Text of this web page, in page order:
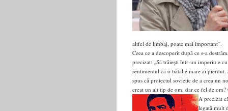
altfel de limbaj, poate mai important”.
Ceea ce a descoperit după ce s-a
precizat: „Să trăieşti într-un imperiu e
sentimentul că o bătălie mare ai
spus că proiectul sovietic de a crea un
creat un alt tip de om, dar ce fel de om?
A precizat
legată mult